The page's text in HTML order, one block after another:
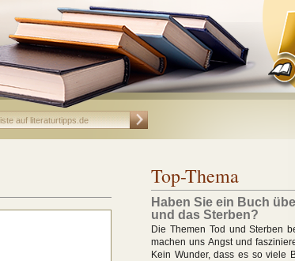
Top-Thema
Haben Sie ein Buch
und das Sterben?
Die Themen Tod und Sterben
machen uns Angst und
Kein Wunder, dass es so viele